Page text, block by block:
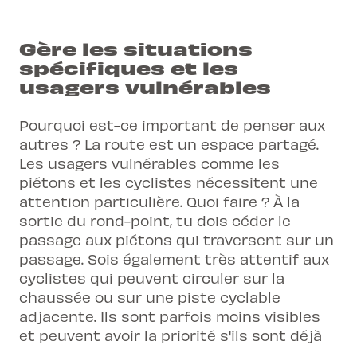
Gère les situations
spécifiques et les
usagers vulnérables
Pourquoi est-ce important de penser aux
autres ? La route est un espace partagé.
Les usagers vulnérables comme les
piétons et les cyclistes nécessitent une
attention particulière. Quoi faire ? À la
sortie du rond-point, tu dois céder le
passage aux piétons qui traversent sur un
passage. Sois également très attentif aux
cyclistes qui peuvent circuler sur la
chaussée ou sur une piste cyclable
adjacente. Ils sont parfois moins visibles
et peuvent avoir la priorité s'ils sont déjà